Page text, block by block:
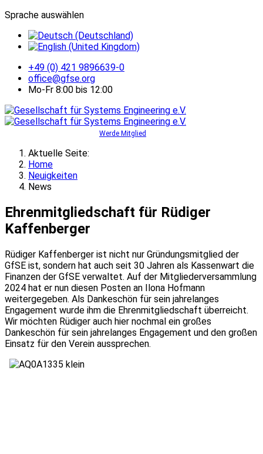
Sprache auswählen
+49 (0) 421 9896639-0
office@gfse.org
Mo-Fr 8:00 bis 12:00
Werde Mitglied
Aktuelle Seite:
Home
Neuigkeiten
News
Ehrenmitgliedschaft für Rüdiger
Kaffenberger
Rüdiger Kaffenberger ist nicht nur Gründungsmitglied der
GfSE ist, sondern hat auch seit 30 Jahren als Kassenwart die
Finanzen der GfSE verwaltet. Auf der Mitgliederversammlung
2024 hat er nun diesen Posten an Ilona Hofmann
weitergegeben. Als Dankeschön für sein jahrelanges
Engagement wurde ihm die Ehrenmitgliedschaft überreicht.
Wir möchten Rüdiger auch hier nochmal ein großes
Dankeschön für sein jahrelanges Engagement und den großen
Einsatz für den Verein aussprechen.